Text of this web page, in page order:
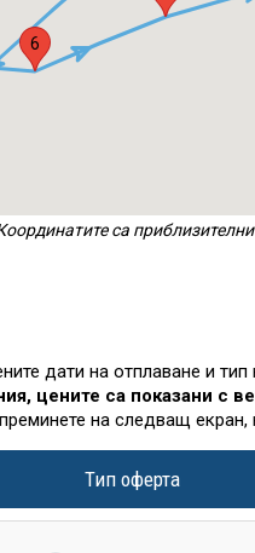
6
са
дати на отплаване и
цените са показани с
на следващ
Тип оферта